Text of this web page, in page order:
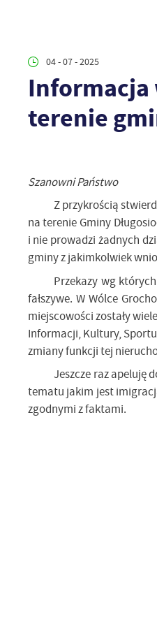
04 - 07 - 2025
Informacja
terenie
Szanowni Państwo
Z przykrością
na terenie Gminy
i nie prowadzi żadnych
gminy z jakimkolwiek
Przekazy wg
fałszywe. W Wólce
miejscowości zostały
Informacji, Kultury,
zmiany funkcji tej
Jeszcze raz apeluję
tematu jakim jest
zgodnymi z faktami.